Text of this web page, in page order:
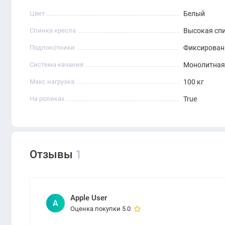
Цвет Белый
Спинка кресла Высокая
Подлокотники
Система качания Монолитная
Макс нагрузка 100 кг
На роликах True
Отзывы 1
A
Apple User
Оценка покупки 5.0